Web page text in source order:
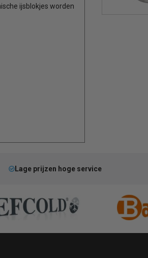
ijsblokjes worden
Lage prijzen hoge service